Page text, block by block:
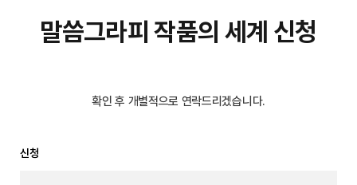
말씀그라피 작품의 세계 신청
확인 후 개별적으로 연락드리겠습니다.
신청